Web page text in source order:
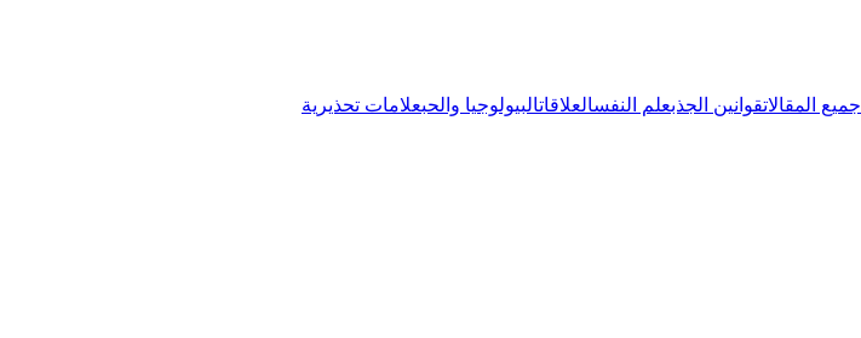
جميع المقالاتقوانين الجذبعلم النفسالعلاقاتالبيولوجيا والحبعلامات تحذيرية